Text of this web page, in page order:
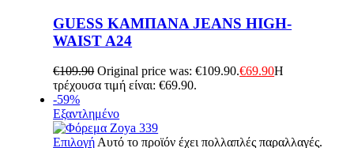
GUESS ΚΑΜΠΑΝΑ JEANS HIGH-
WAIST A24
€109.90 Original price was: €109.90.€69.90Η
τρέχουσα τιμή είναι: €69.90.
-59%
Εξαντλημένο
Επιλογή Αυτό το προϊόν έχει πολλαπλές παραλλαγές.